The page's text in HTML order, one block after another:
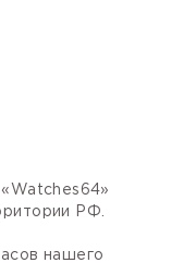
РФ.
нашего